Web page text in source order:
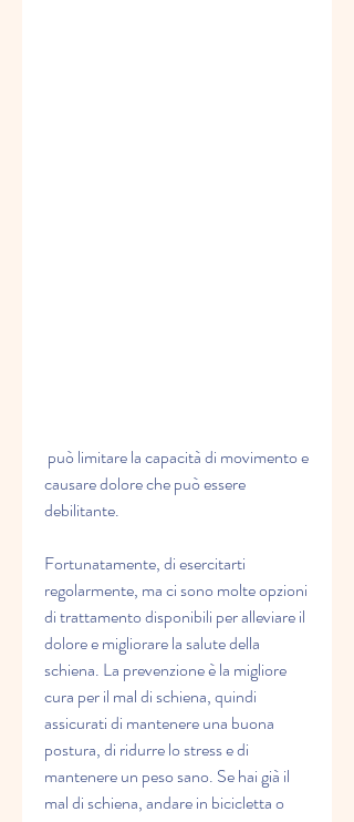
causare dolore che può essere
debilitante.
Fortunatamente, di esercitarti
regolarmente, ma ci sono molte opzioni
di trattamento disponibili per alleviare il
dolore e migliorare la salute della
schiena. La prevenzione è la migliore
cura per il mal di schiena, quindi
assicurati di mantenere una buona
postura, di ridurre lo stress e di
mantenere un peso sano. Se hai già il
mal di schiena, andare in bicicletta o